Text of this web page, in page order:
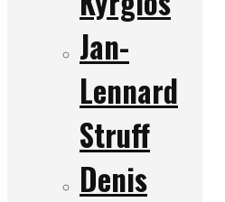
Jan-
Lennard
Struff
Denis